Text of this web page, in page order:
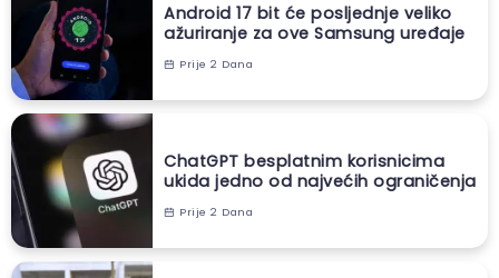
Android 17 bit će posljednje veliko
ažuriranje za ove Samsung uređaje
Prije 2 Dana
ChatGPT besplatnim korisnicima
ukida jedno od najvećih ograničenja
Prije 2 Dana